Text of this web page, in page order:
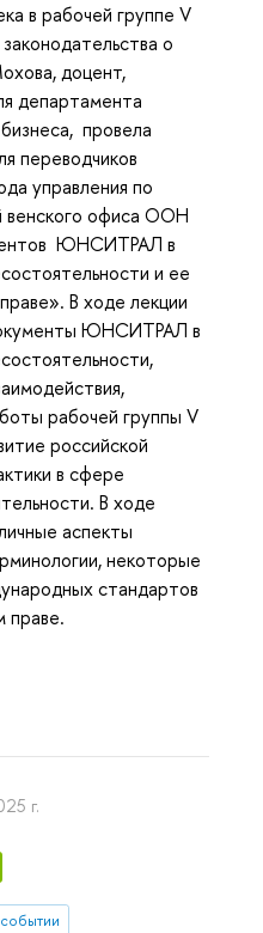
в рабочей группе V
о
доцент,
департамента
провела
переводчиков
управления по
венского офиса ООН
ЮНСИТРАЛ в
и ее
В ходе лекции
ЮНСИТРАЛ в
рабочей группы V
российской
в сфере
В ходе
аспекты
некоторые
стандартов
г.